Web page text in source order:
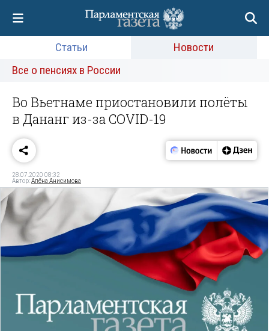
Статьи
Новости
Все о пенсиях в России
Во Вьетнаме приостановили полёты
в Дананг из-за COVID-19
28.07.2020 08:32
Автор:Алёна Анисимова